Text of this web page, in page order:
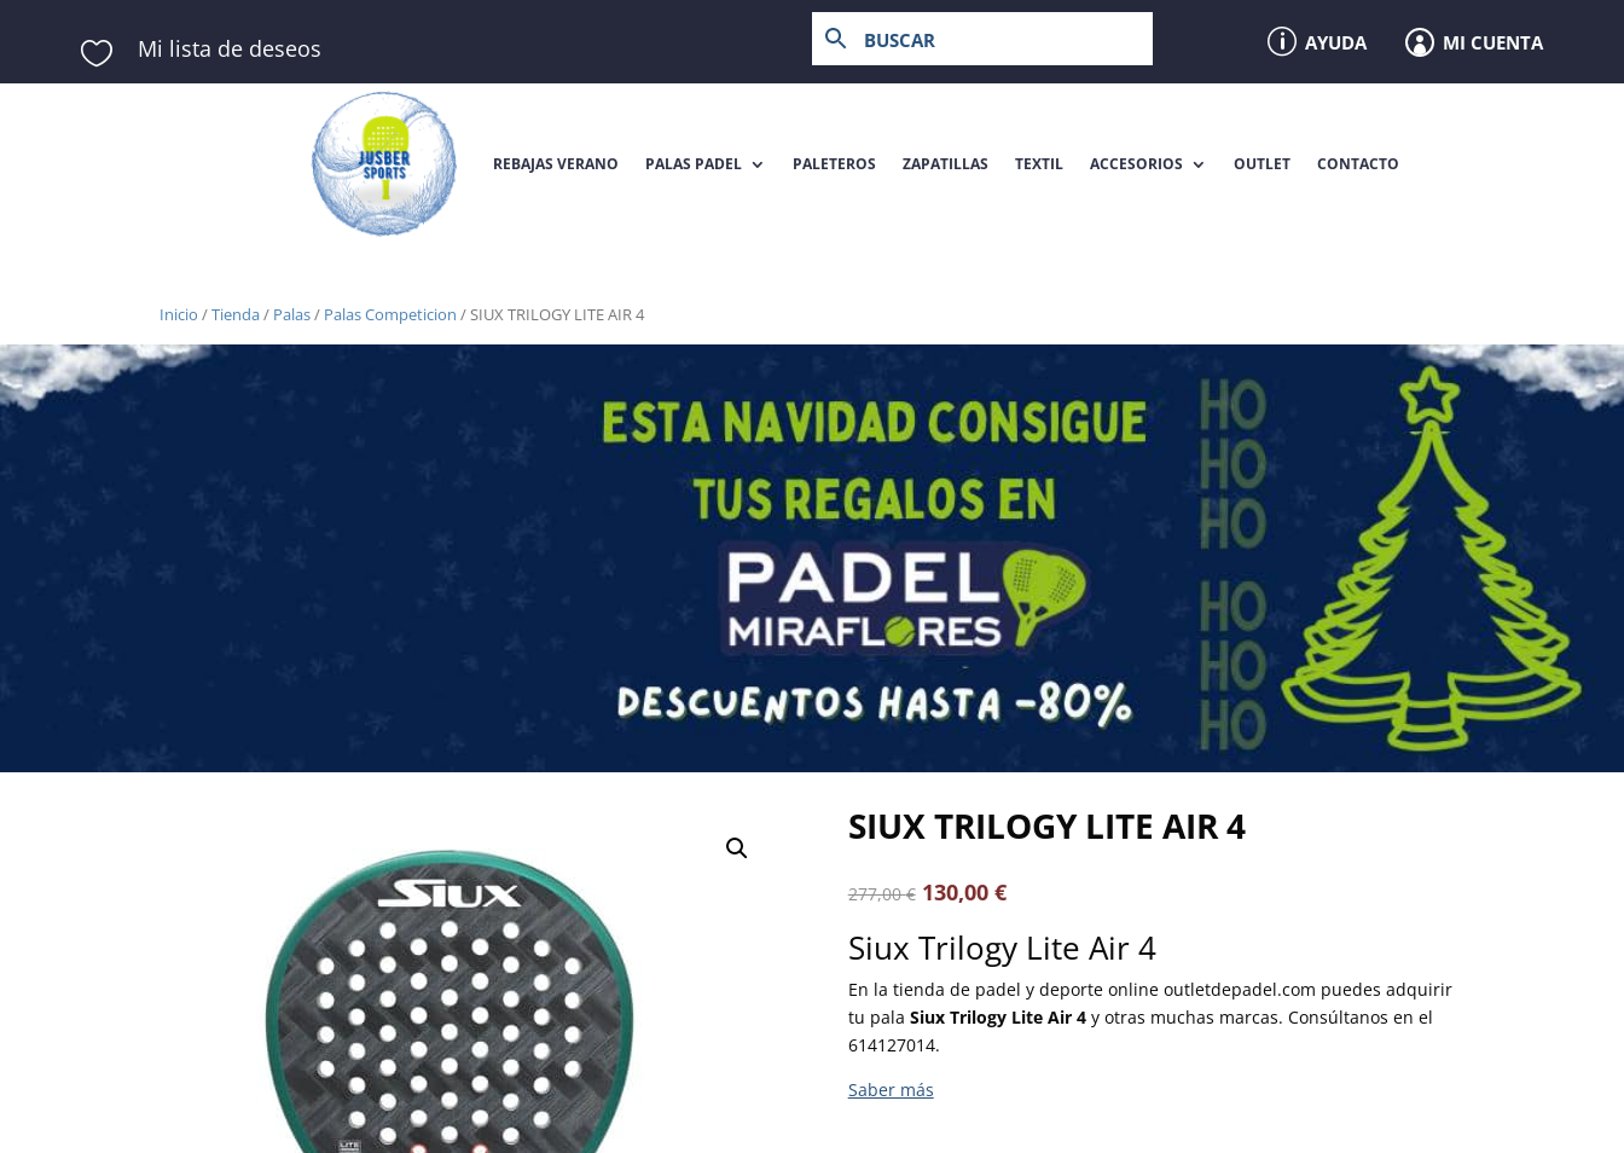
 Mi lista de deseos p AYUDA  MI CUENTA
REBAJAS VERANO PALAS PADEL PALETEROS ZAPATILLAS TEXTIL ACCESORIOS OUTLET CONTACTO
Inicio /Tienda/ Palas/ Palas Competicion / SIUX TRILOGY LITE AIR 4
SIUX TRILOGY LITE AIR 4
277,00€ 130,00 €
Siux Trilogy Lite Air 4
En la tienda de padel y deporte online outletdepadel.com puedes adquirir
tu pala Siux Trilogy Lite Air 4y otras muchas marcas. Consúltanos en el
614127014.